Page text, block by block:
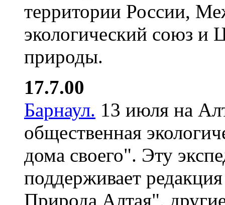
территории России,
экологический союз и
природы.
17.7.00
Барнаул. 13 июля на
общественная
дома своего". Эту
поддерживает
Природа Алтая",